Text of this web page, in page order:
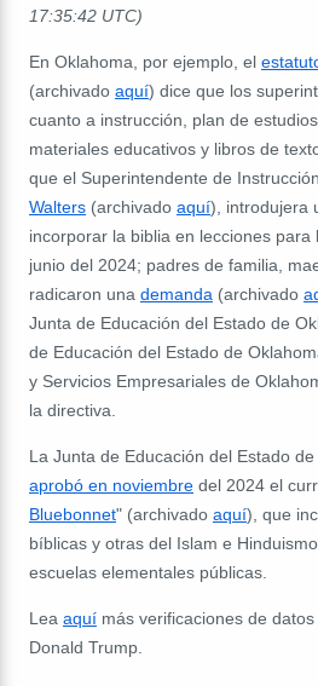
17:35:42 UTC)
En Oklahoma, por ejemplo, el
(archivado aquí) dice que los
cuanto a instrucción, plan de
materiales educativos y libros de
que el Superintendente de
Walters (archivado aquí), introdujera
incorporar la biblia en lecciones para
junio del 2024; padres de familia,
radicaron una demanda (archivado
Junta de Educación del Estado de
de Educación del Estado de
y Servicios Empresariales de
la directiva.
La Junta de Educación del Estado
aprobó en noviembre del 2024 el
Bluebonnet" (archivado aquí), que
bíblicas y otras del Islam e
escuelas elementales públicas.
Lea aquí más verificaciones de
Donald Trump.